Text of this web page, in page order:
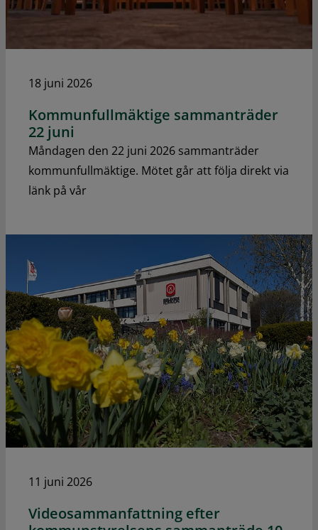
18 juni 2026
Kommunfullmäktige sammanträder
22 juni
Måndagen den 22 juni 2026 sammanträder
kommunfullmäktige. Mötet går att följa direkt via
länk på vår
11 juni 2026
Videosammanfattning efter